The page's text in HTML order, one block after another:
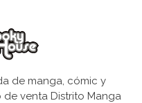
de manga, cómic y
venta Distrito Manga